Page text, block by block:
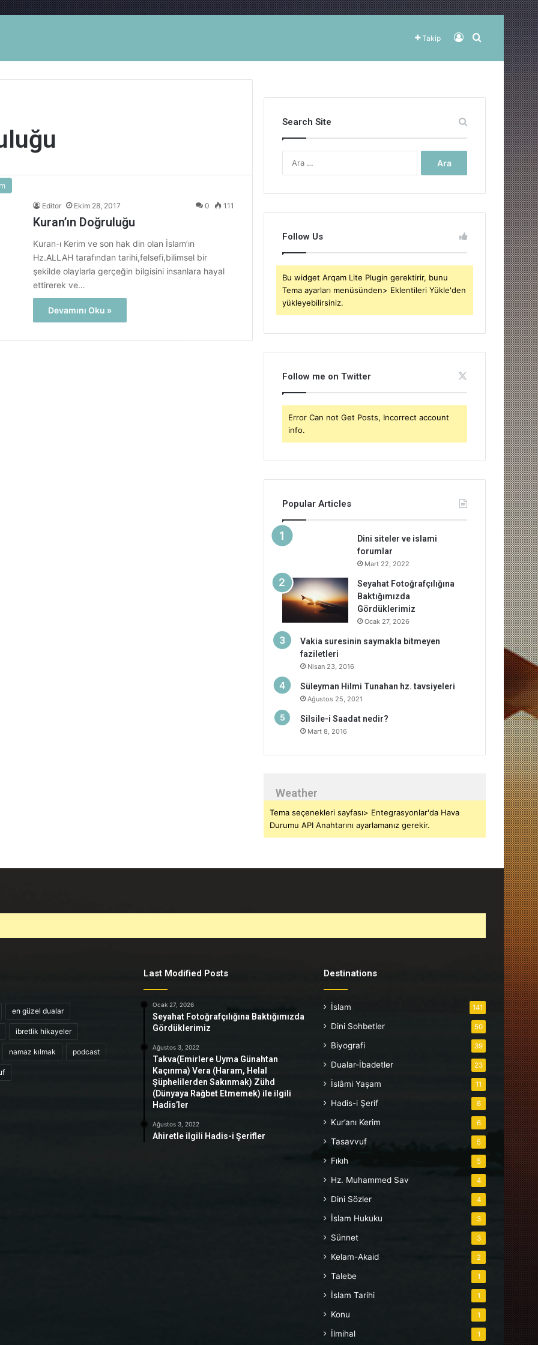
Takip Kayıt OlArama yap
Editor Ekim 28, 2017 0 111
Kuran’ın Doğruluğu
Kuran-ı Kerim ve son hak din olan İslam’ın
Hz.ALLAH tarafından tarihi,felsefi,bilimsel bir
şekilde olaylarla gerçeğin bilgisini insanlara hayal
ettirerek ve…
Devamını Oku »
Search Site
Follow Us
Bu widget Arqam Lite Plugin gerektirir, bunu
Tema ayarları menüsünden> Eklentileri Yükle'den
yükleyebilirsiniz.
Follow me on Twitter
Error Can not Get Posts, Incorrect account
info.
Popular Articles
Dini siteler ve islami
forumlar
Mart 22, 2022
Seyahat Fotoğrafçılığına
Baktığımızda
Gördüklerimiz
Ocak 27, 2026
Vakia suresinin saymakla bitmeyen
faziletleri
Nisan 23, 2016
Süleyman Hilmi Tunahan hz. tavsiyeleri
Ağustos 25, 2021
Silsile-i Saadat nedir?
Mart 8, 2016
Weather
Tema seçenekleri sayfası> Entegrasyonlar'da Hava
Durumu API Anahtarını ayarlamanız gerekir.
en güzel dualar
ibretlik hikayeler
namaz kılmak podcast
Last Modified Posts
Ocak 27, 2026
Seyahat Fotoğrafçılığına Baktığımızda
Gördüklerimiz
Ağustos 3, 2022
Takva(Emirlere Uyma Günahtan
Kaçınma) Vera (Haram, Helal
Şüphelilerden Sakınmak) Zühd
(Dünyaya Rağbet Etmemek) ile ilgili
Hadis’ler
Ağustos 3, 2022
Ahiretle ilgili Hadis-i Şerifler
Destinations
İslam 141
Dini Sohbetler 50
Biyografi 39
Dualar-İbadetler 23
İslâmi Yaşam 11
Hadis-i Şerif 6
Kur’anı Kerim 6
Tasavvuf 5
Fıkıh 5
Hz. Muhammed Sav 4
Dini Sözler 4
İslam Hukuku 3
Sünnet 3
Kelam-Akaid 2
Talebe 1
İslam Tarihi 1
Konu 1
İlmihal 1